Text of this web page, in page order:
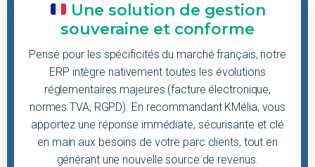
Une solution de gestion
souveraine et conforme
Pensé pour les spécificités du marché français, notre
ERP intègre nativement toutes les évolutions
réglementaires majeures (facture électronique,
normes TVA, RGPD). En recommandant KMélia, vous
apportez une réponse immédiate, sécurisante et clé
en main aux besoins de votre parc clients, tout en
générant une nouvelle source de revenus.